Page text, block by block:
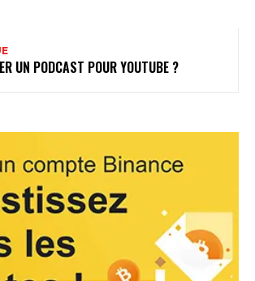
UN PODCAST POUR YOUTUBE ?